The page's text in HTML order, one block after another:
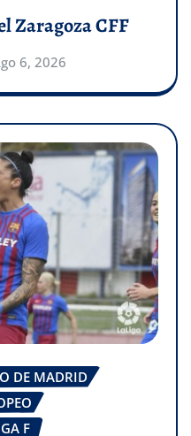
Zaragoza CFF
6, 2026
DE MADRID
F